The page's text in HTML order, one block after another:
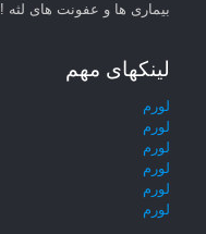
بیماری ها و عفونت های لثه !
لینکهای مهم
لورم
لورم
لورم
لورم
لورم
لورم